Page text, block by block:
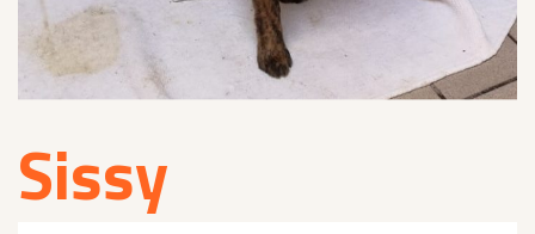
Sissy